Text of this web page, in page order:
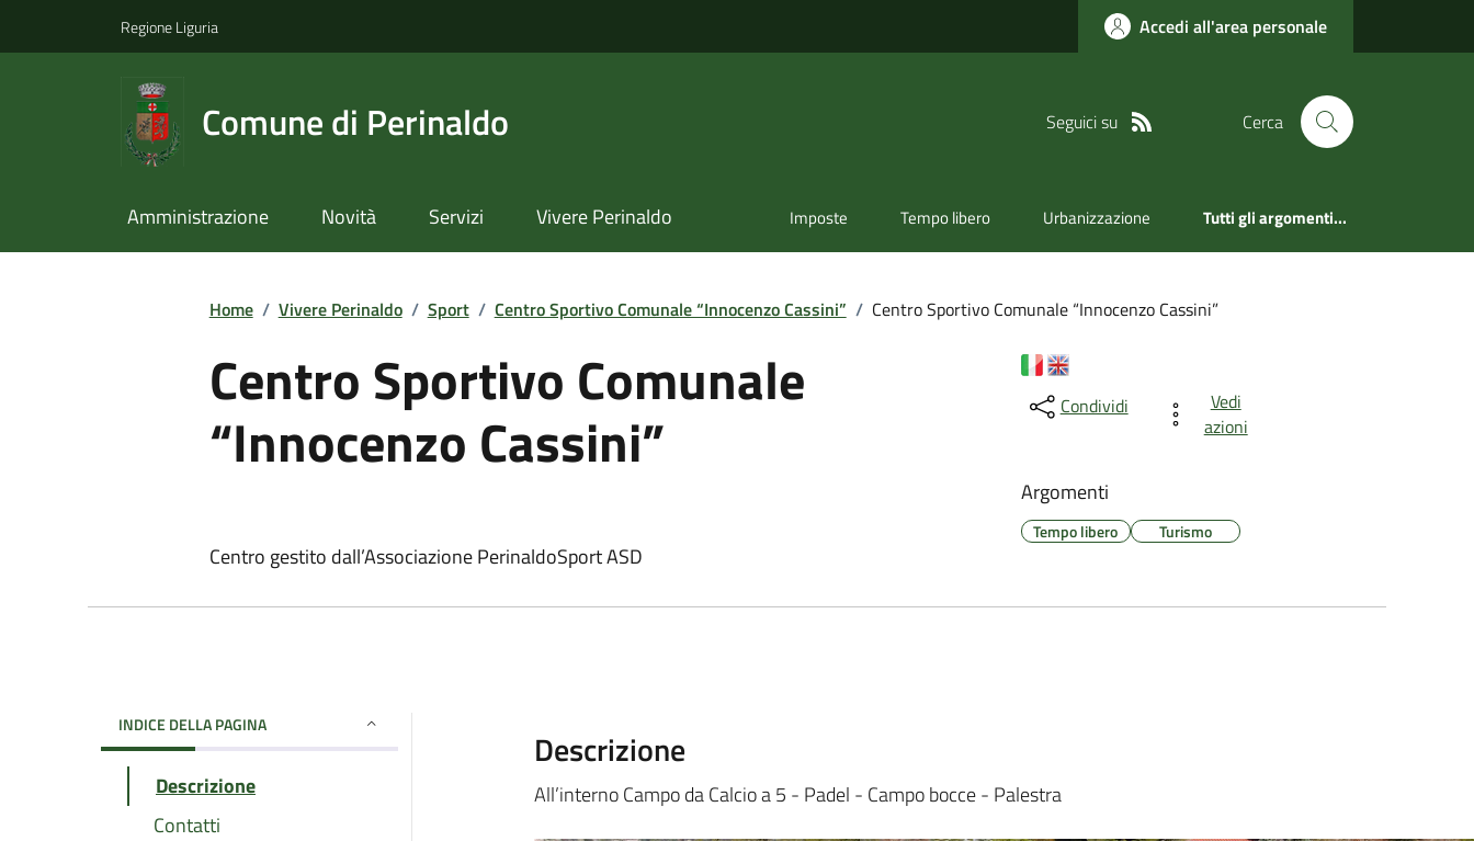
Regione Liguria Accedi all'area personale
Comune di Perinaldo Seguici su Cerca
Amministrazione Novità Servizi Vivere Perinaldo Imposte Tempo libero Urbanizzazione Tutti gli argomenti...
Home / Vivere Perinaldo / Sport / Centro Sportivo Comunale “Innocenzo Cassini” / Centro Sportivo Comunale “Innocenzo Cassini”
Centro Sportivo Comunale
“Innocenzo Cassini”
Centro gestito dall’Associazione PerinaldoSport ASD
Condividi
Vedi
azioni
Argomenti
Tempo libero Turismo
INDICE DELLA PAGINA
Descrizione
Contatti
Descrizione
All’interno Campo da Calcio a 5 - Padel - Campo bocce - Palestra